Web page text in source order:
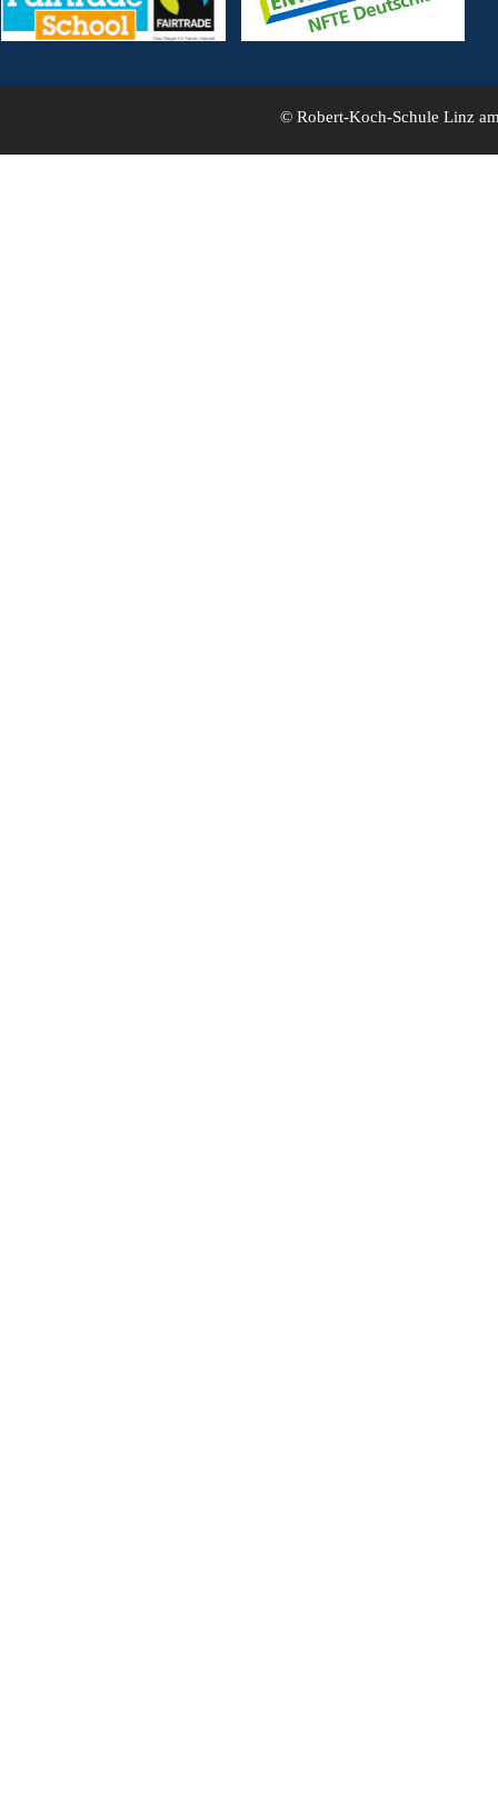
© Robert-Koch-Schule Linz